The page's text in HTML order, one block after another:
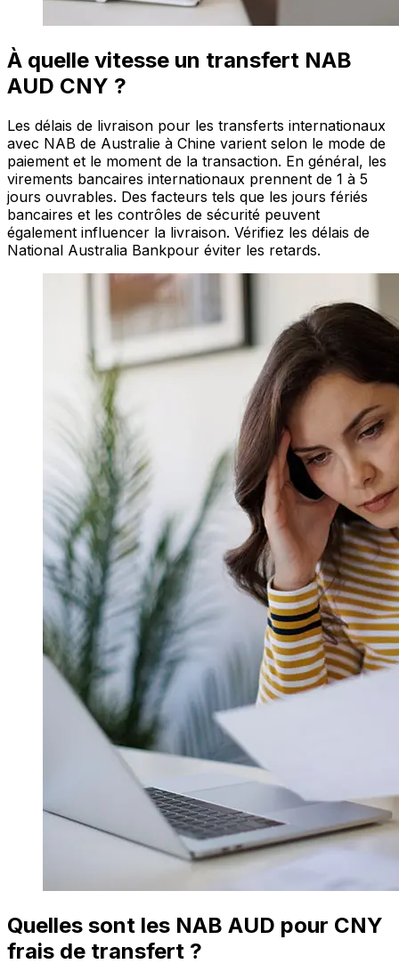
À quelle vitesse un transfert NAB
AUD CNY ?
Les délais de livraison pour les transferts internationaux
avec NAB de Australie à Chine varient selon le mode de
paiement et le moment de la transaction. En général, les
virements bancaires internationaux prennent de 1 à 5
jours ouvrables. Des facteurs tels que les jours fériés
bancaires et les contrôles de sécurité peuvent
également influencer la livraison. Vérifiez les délais de
National Australia Bankpour éviter les retards.
Quelles sont les NAB AUD pour CNY
frais de transfert ?